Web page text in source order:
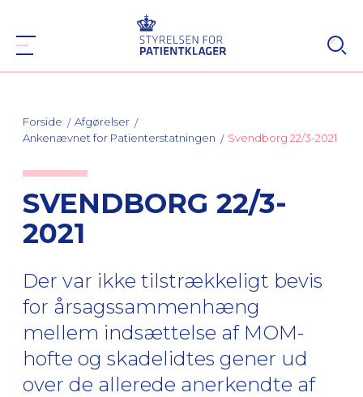
Forside
Afgørelser
Ankenævnet for Patienterstatningen
Svendborg 22/3-2021
SVENDBORG 22/3-
2021
Der var ikke tilstrækkeligt bevis
for årsagssammenhæng
mellem indsættelse af MOM-
hofte og skadelidtes gener ud
over de allerede anerkendte af